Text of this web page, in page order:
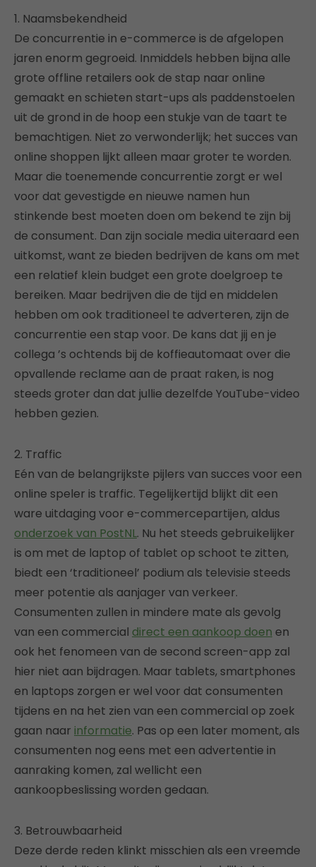
1. Naamsbekendheid
De concurrentie in e-commerce is de afgelopen
jaren enorm gegroeid. Inmiddels hebben bijna alle
grote offline retailers ook de stap naar online
gemaakt en schieten start-ups als paddenstoelen
uit de grond in de hoop een stukje van de taart te
bemachtigen. Niet zo verwonderlijk; het succes van
online shoppen lijkt alleen maar groter te worden.
Maar die toenemende concurrentie zorgt er wel
voor dat gevestigde en nieuwe namen hun
stinkende best moeten doen om bekend te zijn bij
de consument. Dan zijn sociale media uiteraard een
uitkomst, want ze bieden bedrijven de kans om met
een relatief klein budget een grote doelgroep te
bereiken. Maar bedrijven die de tijd en middelen
hebben om ook traditioneel te adverteren, zijn de
concurrentie een stap voor. De kans dat jij en je
collega ’s ochtends bij de koffieautomaat over die
opvallende reclame aan de praat raken, is nog
steeds groter dan dat jullie dezelfde YouTube-video
hebben gezien.
2. Traffic
Eén van de belangrijkste pijlers van succes voor een
online speler is traffic. Tegelijkertijd blijkt dit een
ware uitdaging voor e-commercepartijen, aldus
onderzoek van PostNL. Nu het steeds gebruikelijker
is om met de laptop of tablet op schoot te zitten,
biedt een ‘traditioneel’ podium als televisie steeds
meer potentie als aanjager van verkeer.
Consumenten zullen in mindere mate als gevolg
van een commercial direct een aankoop doen en
ook het fenomeen van de second screen-app zal
hier niet aan bijdragen. Maar tablets, smartphones
en laptops zorgen er wel voor dat consumenten
tijdens en na het zien van een commercial op zoek
gaan naar informatie. Pas op een later moment, als
consumenten nog eens met een advertentie in
aanraking komen, zal wellicht een
aankoopbeslissing worden gedaan.
3. Betrouwbaarheid
Deze derde reden klinkt misschien als een vreemde